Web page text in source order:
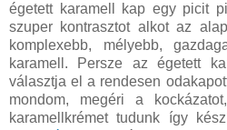
égetett karamell kap egy picit
szuper kontrasztot alkot az
komplexebb, mélyebb,
karamell. Persze az égetett
választja el a rendesen
mondom, megéri a
karamellkrémet tudunk így